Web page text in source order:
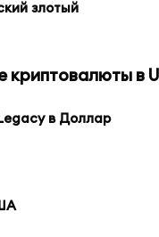
злотый
криптовалюты в
в Доллар